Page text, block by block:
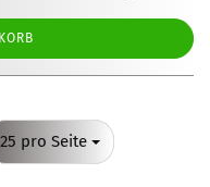
25 pro Seite
pro Seite